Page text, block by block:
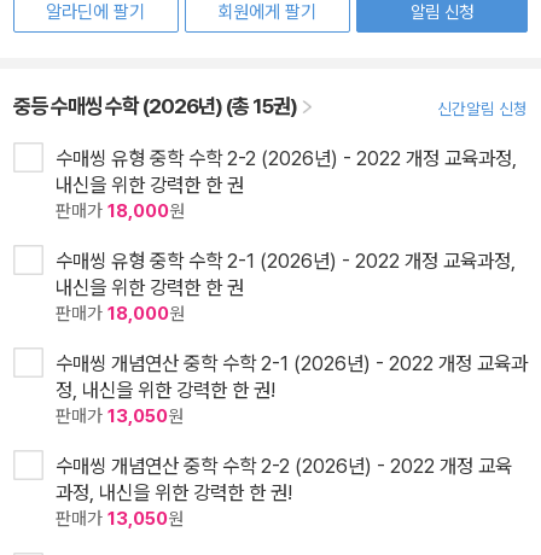
알라딘에 팔기
회원에게 팔기
알림 신청
중등 수매씽 수학 (2026년) (총 15권) 신간알림 신청
수매씽 유형 중학 수학 2-2 (2026년) - 2022 개정 교육과정,
내신을 위한 강력한 한 권
판매가 18,000원
수매씽 유형 중학 수학 2-1 (2026년) - 2022 개정 교육과정,
내신을 위한 강력한 한 권
판매가 18,000원
수매씽 개념연산 중학 수학 2-1 (2026년) - 2022 개정 교육과
정, 내신을 위한 강력한 한 권!
판매가 13,050원
수매씽 개념연산 중학 수학 2-2 (2026년) - 2022 개정 교육
과정, 내신을 위한 강력한 한 권!
판매가 13,050원